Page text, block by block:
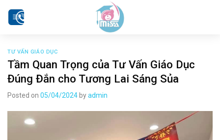
TƯ VẤN GIÁO DỤC
Tầm Quan Trọng của Tư Vấn Giáo Dục
Đúng Đắn cho Tương Lai Sáng Sủa
Posted on 05/04/2024 byadmin